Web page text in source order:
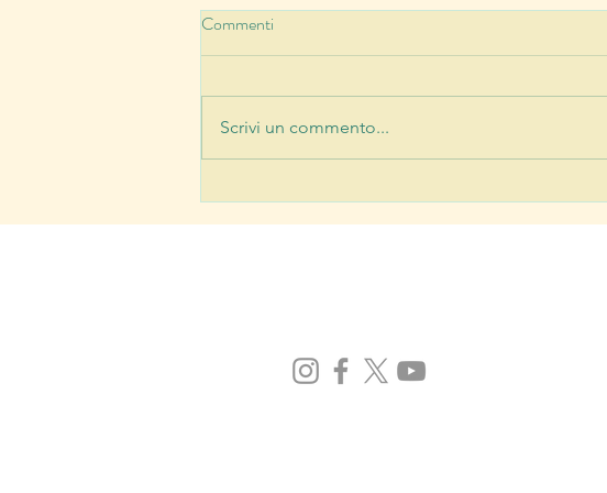
L’ho visto con i miei occhi
Commenti
Scrivi un commento...